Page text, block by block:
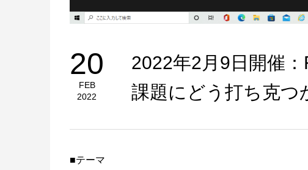
20
FEB
2022
2022年2月9日開催
課題にどう打ち克つ
■テーマ